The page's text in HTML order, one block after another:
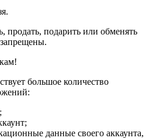
подарить или обменять
большое количество
данные своего аккаунта,